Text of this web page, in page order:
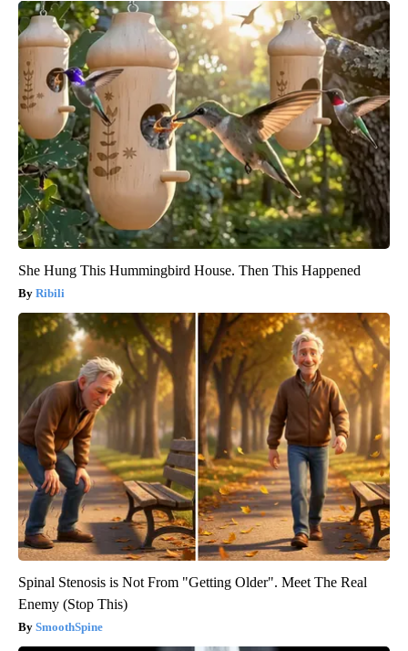
She Hung This Hummingbird House. Then This Happened
Ribili
Spinal Stenosis is Not From "Getting Older". Meet The Real
Enemy (Stop This)
SmoothSpine